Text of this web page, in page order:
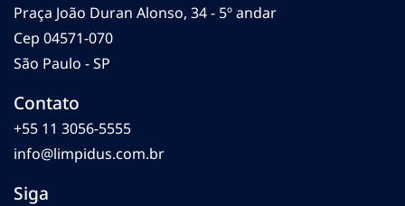
Praça João Duran Alonso, 34 - 5º andar
Cep 04571-070
São Paulo - SP
Contato
+55 11 3056-5555
info@limpidus.com.br
Siga